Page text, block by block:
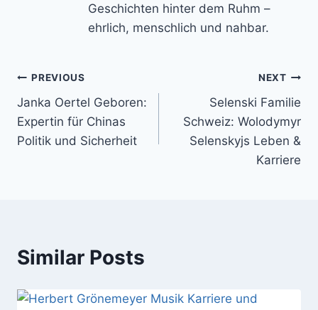
Geschichten hinter dem Ruhm –
ehrlich, menschlich und nahbar.
Post
navigation
PREVIOUS
Janka Oertel Geboren:
Expertin für Chinas
Politik und Sicherheit
NEXT
Selenski Familie
Schweiz: Wolodymyr
Selenskyjs Leben &
Karriere
Similar Posts